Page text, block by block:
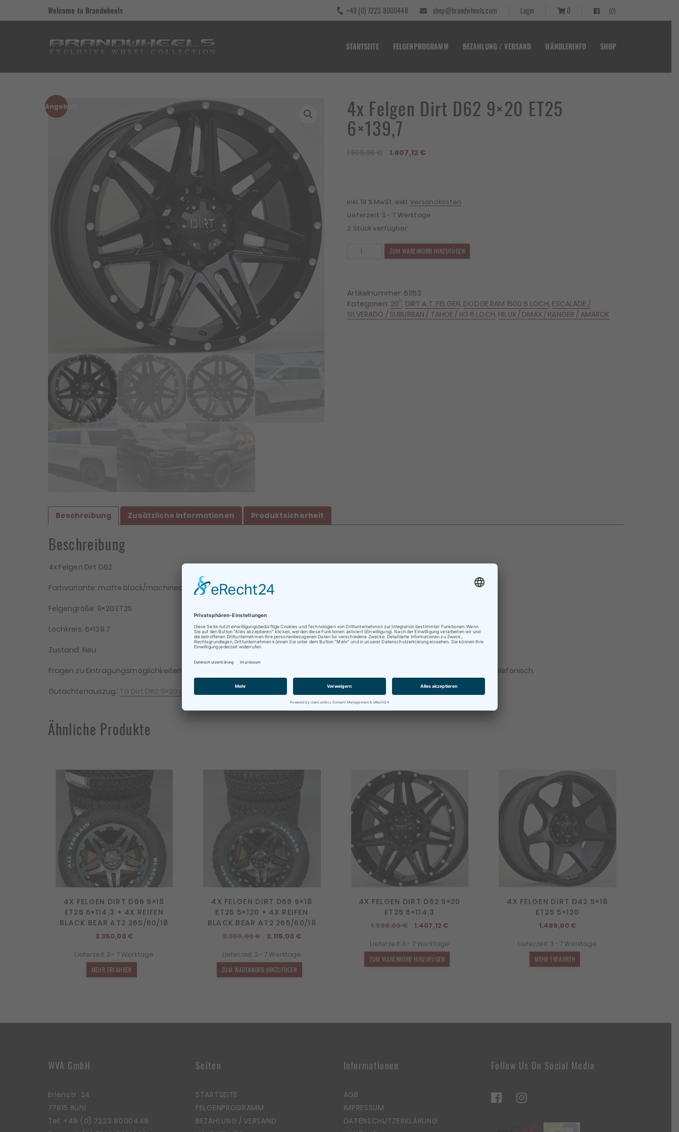
Welcome to Brandwheels +49 (0) 7223 8000448 shop@brandwheels.com Login 0
STARTSEITE FELGENPROGRAMM BEZAHLUNG / VERSAND HÄNDLERINFO SHOP
Angebot! 4x Felgen Dirt D62 9×20 ET25
6×139,7
1.599,00€
Ursprünglicher
1.407,12 €
inkl. 19 % MwSt. exkl. Versandkosten
Lieferzeit:3 - 7 Werktage
2 Stück verfügbar
9x20
ET25
6x139,7
Menge
ZUM WARENKORB HINZUFÜGEN
Artikelnummer: 61153
Kategorien: 20", DIRT A.T. FELGEN, DODGE RAM 1500 6 LOCH, ESCALADE /
SILVERADO / SUBURBAN / TAHOE / H3 6 LOCH, HILUX / DMAX / RANGER / AMAROK
Beschreibung Zusätzliche Informationen Produktsicherheit
Beschreibung
4x Felgen Dirt D62
Farbvariante: matte black/machined rivets
Felgengröße: 9×20 ET25
Lochkreis: 6×139,7
Zustand: Neu
Fragen zu Eintragungsmöglichkeiten bitte vor dem Kauf stellen. Für alles weitere kontaktieren Sie uns einfach per Mail oder telefonisch.
Gutachtenauszug: TG Dirt D62 9×20 alle Varianten
Ähnliche Produkte
4X FELGEN DIRT D66 9×18
ET25 6×114,3 + 4X REIFEN
BLACK BEAR AT2 265/60/18
2.350,00 €
Lieferzeit: 3 - 7 Werktage
MEHR ERFAHREN
4X FELGEN DIRT D66 9×18
ET25 5×120 + 4X REIFEN
BLACK BEAR AT2 265/60/18
2.350,00€
Ursprünglicher
war:
2.350,00 €
2.115,00 €Aktueller
ist:
Lieferzeit: 3 - 7 Werktage
ZUM WARENKORB HINZUFÜGEN
4X FELGEN DIRT D62 9×20
ET25 6×114,3
1.599,00€
Ursprünglicher
war:
1.599,00 €
1.407,12€Aktueller
ist:
Lieferzeit: 3 - 7 Werktage
ZUM WARENKORB HINZUFÜGEN
4X FELGEN DIRT D42 9×18
ET25 5×120
1.499,00 €
Lieferzeit: 3 - 7 Werktage
MEHR ERFAHREN
WVA GmbH
Erlenstr. 24
77815 Bühl
Tel: +49 (0) 7223 8000448
Seiten
STARTSEITE
FELGENPROGRAMM
BEZAHLUNG / VERSAND
Informationen
AGB
IMPRESSUM
DATENSCHUTZERKLÄRUNG
Follow Us On Social Media
Beratungen oder Abholungen vor Ort nur nach vorheriger
Terminvereinbarung !